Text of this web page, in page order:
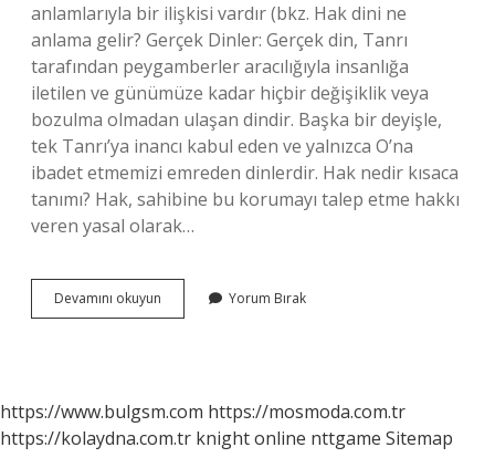
anlamlarıyla bir ilişkisi vardır (bkz. Hak dini ne
anlama gelir? Gerçek Dinler: Gerçek din, Tanrı
tarafından peygamberler aracılığıyla insanlığa
iletilen ve günümüze kadar hiçbir değişiklik veya
bozulma olmadan ulaşan dindir. Başka bir deyişle,
tek Tanrı’ya inancı kabul eden ve yalnızca O’na
ibadet etmemizi emreden dinlerdir. Hak nedir kısaca
tanımı? Hak, sahibine bu korumayı talep etme hakkı
veren yasal olarak…
Devamını okuyun Dinimize
Göre
Yorum Bırak
https://www.bulgsm.com https://mosmoda.com.tr
https://kolaydna.com.tr knight online nttgame Sitemap